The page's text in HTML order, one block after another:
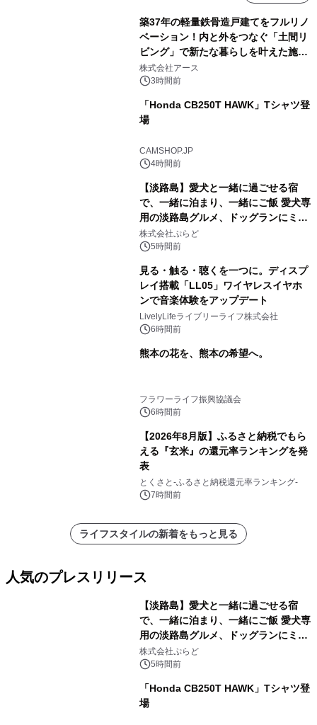
築37年の軽量鉄骨造戸建てをフルリノ
ベーション！内と外をつなぐ「土間リ
ビング」で新たな暮らしを叶えた施工
事例を株式会社アースが公開
株式会社アース
3時間前
「Honda CB250T HAWK」Tシャツ登
場
CAMSHOP.JP
4時間前
【淡路島】愛犬と一緒に過ごせる宿
で、一緒に泊まり、一緒にご飯 愛犬専
用の淡路島グルメ、ドッグランにミニ
プール グランピングとトレーラーハウ
スの2施設で
株式会社ぷらど
5時間前
見る・触る・聴くを一つに。ディスプ
レイ搭載「LL05」ワイヤレスイヤホ
ンで音楽体験をアップデート
LivelyLifeライブリーライフ株式会社
6時間前
熊本の花を、熊本の希望へ。
フラワーライフ振興協議会
6時間前
【2026年8月版】ふるさと納税でもら
える『玄米』の還元率ランキングを発
表
とくさと-ふるさと納税還元率ランキング-
7時間前
ライフスタイルの新着をもっと見る
人気のプレスリリース
【淡路島】愛犬と一緒に過ごせる宿
で、一緒に泊まり、一緒にご飯 愛犬専
用の淡路島グルメ、ドッグランにミニ
プール グランピングとトレーラーハウ
スの2施設で
株式会社ぷらど
5時間前
「Honda CB250T HAWK」Tシャツ登
場